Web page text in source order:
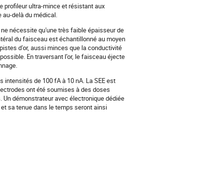
profileur ultra-mince et résistant aux
au-delà du médical.
nécessite qu'une très faible épaisseur de
du faisceau est échantillonné au moyen
d'or, aussi minces que la conductivité
En traversant l’or, le faisceau éjecte
intensités de 100 fA à 10 nA. La SEE est
ont été soumises à des doses
Un démonstrateur avec électronique dédiée
sa tenue dans le temps seront ainsi